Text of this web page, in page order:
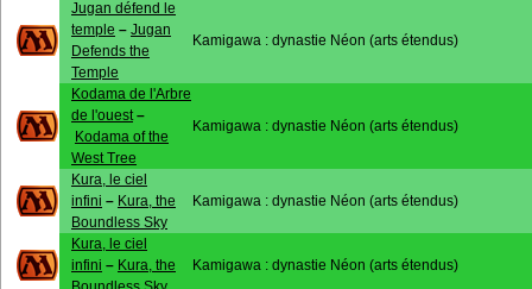
Jugan défend le
temple – Jugan
Defends the
Temple
Kamigawa : dynastie Néon (arts étendus)
Kodama de l'Arbre
de l'ouest –
Kodama of the
West Tree
Kamigawa : dynastie Néon (arts étendus)
Kura, le ciel
infini – Kura, the
Boundless Sky
Kamigawa : dynastie Néon (arts étendus)
Kura, le ciel
infini – Kura, the
Kamigawa : dynastie Néon (arts étendus)